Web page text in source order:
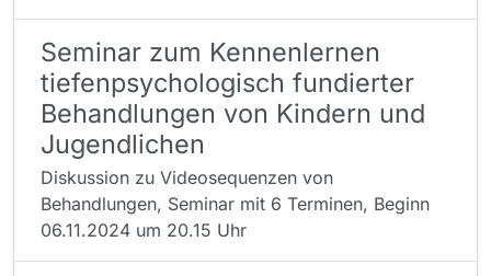
Seminar zum Kennenlernen
tiefenpsychologisch fundierter
Behandlungen von Kindern und
Jugendlichen
Diskussion zu Videosequenzen von
Behandlungen, Seminar mit 6 Terminen, Beginn
06.11.2024 um 20.15 Uhr